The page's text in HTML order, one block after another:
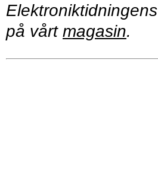
Elektroniktidningens
på vårt magasin.